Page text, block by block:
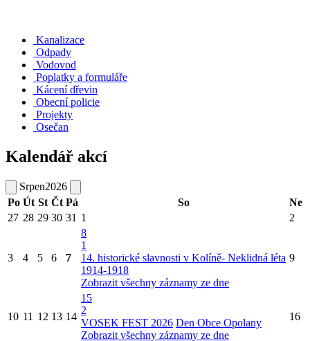
Kanalizace
Odpady
Vodovod
Poplatky a formuláře
Kácení dřevin
Obecní policie
Projekty
Osečan
Kalendář akcí
Srpen2026
Po Út St Čt Pá So
Ne
27 28 29 30 31 1 2
3 4 5 6 7
8
1
14. historické slavnosti v Kolíně- Neklidná léta
1914-1918
Zobrazit všechny záznamy ze dne
9
10 11 12 13 14
15
2
VOSEK FEST 2026 Den Obce Opolany
Zobrazit všechny záznamy ze dne
16